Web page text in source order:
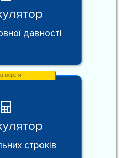
давності
строків